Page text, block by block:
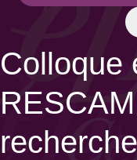
Colloque